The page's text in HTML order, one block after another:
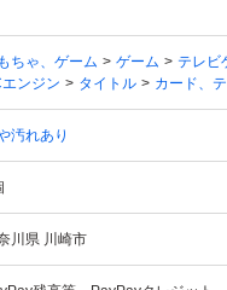
ちゃ、ゲーム ゲーム テレビ
エンジン
タイトル カード、
汚れあり
川県 川崎市